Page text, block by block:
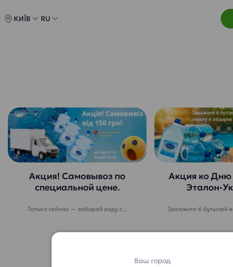
КИЇВ RU
Акция! Самовывоз по
специальной цене.
Только сейчас — забирай воду с...
Акция ко
Эталон-
Закажите 6 бутылей
Ваш город